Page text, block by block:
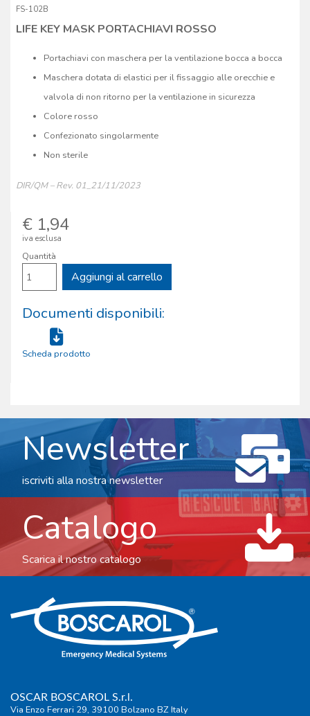
FS-102B
LIFE KEY MASK PORTACHIAVI ROSSO
Portachiavi con maschera per la ventilazione bocca a bocca
Maschera dotata di elastici per il fissaggio alle orecchie e
valvola di non ritorno per la ventilazione in sicurezza
Colore rosso
Confezionato singolarmente
Non sterile
DIR/QM – Rev. 01_21/11/2023
€ 1,94
iva esclusa
Quantità
Aggiungi al carrello
Documenti disponibili:
Scheda prodotto
Newsletter
iscriviti alla nostra newsletter
Catalogo
Scarica il nostro catalogo
OSCAR BOSCAROL S.r.l.
Via Enzo Ferrari 29, 39100 Bolzano BZ Italy